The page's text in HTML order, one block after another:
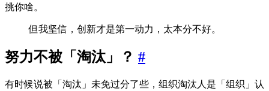
挑你啥。
但我坚信，创新才是第一动力，太本分不好。
努力不被「淘汰」？ #
有时候说被「淘汰」未免过分了些，组织淘汰人是「组织」认